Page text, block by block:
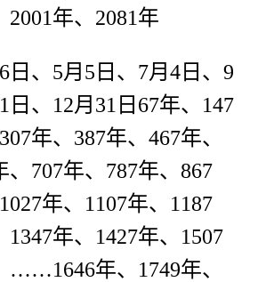
2001年、2081年
日、5月5日、7月4日、9
日、12月31日67年、147
年、387年、467年、
、707年、787年、867
年、1107年、1187
1347年、1427年、1507
……1646年、1749年、